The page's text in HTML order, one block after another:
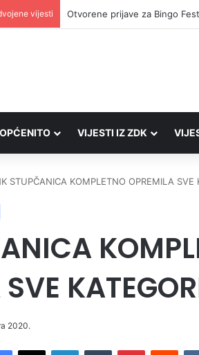
vijesti Lovačkim društvima podrška
OPĆENITO VIJESTI IZ ZDK
STUPČANICA KOMPLETNO OPREMILA SVE
2020.
Facebook
X LinkedInTumblr Pinterest